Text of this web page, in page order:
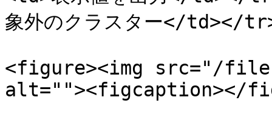
象外のクラスター</td></
<figure><img src="/files/
alt=""><figcaption></